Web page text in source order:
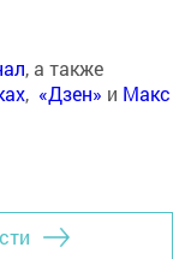
, а также
, «Дзен» и Макс